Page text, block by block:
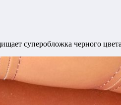
суперобложка черного